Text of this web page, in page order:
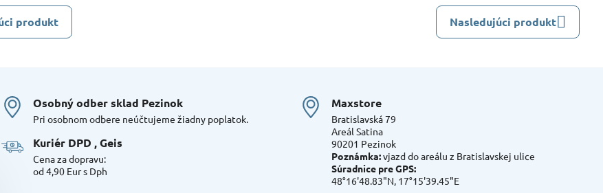
produkt Nasledujúci produkt
Osobný odber sklad Pezinok
Pri osobnom odbere neúčtujeme žiadny poplatok.
Kuriér DPD , Geis
Cena za dopravu:
od 4,90 Eur s Dph
Maxstore
Bratislavská 79
Areál Satina
90201 Pezinok
Poznámka:vjazd do areálu z Bratislavskej ulice
Súradnice pre GPS:
48°16'48.83"N, 17°15'39.45"E